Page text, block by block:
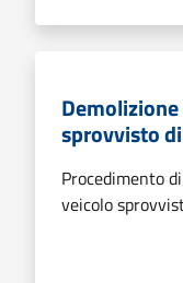
sprovvisto
Procedimento
veicolo